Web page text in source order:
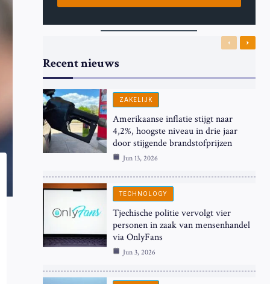
Recent nieuws
Previous
Next
ZAKELIJK
Amerikaanse inflatie stijgt naar
4,2%, hoogste niveau in drie jaar
door stijgende brandstofprijzen
Jun 13, 2026
TECHNOLOGY
Tjechische politie vervolgt vier
personen in zaak van mensenhandel
via OnlyFans
Jun 3, 2026